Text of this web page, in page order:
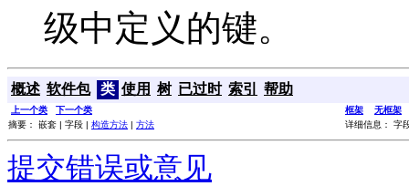
级中定义的键。
概述 软件包 类 使用 树 已过时 索引 帮助
上一个类 下一个类 框架
无框架
摘要： 嵌套 | 字段 | 构造方法 | 方法 详细信息： 字
提交错误或意见